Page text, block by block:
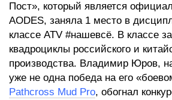
Пост», который является
AODES, заняла 1 место в
классе ATV #нашевсё. В классе
квадроциклы российского и
производства. Владимир Юров, на
уже не одна победа на его
Pathcross Mud Pro, обогнал